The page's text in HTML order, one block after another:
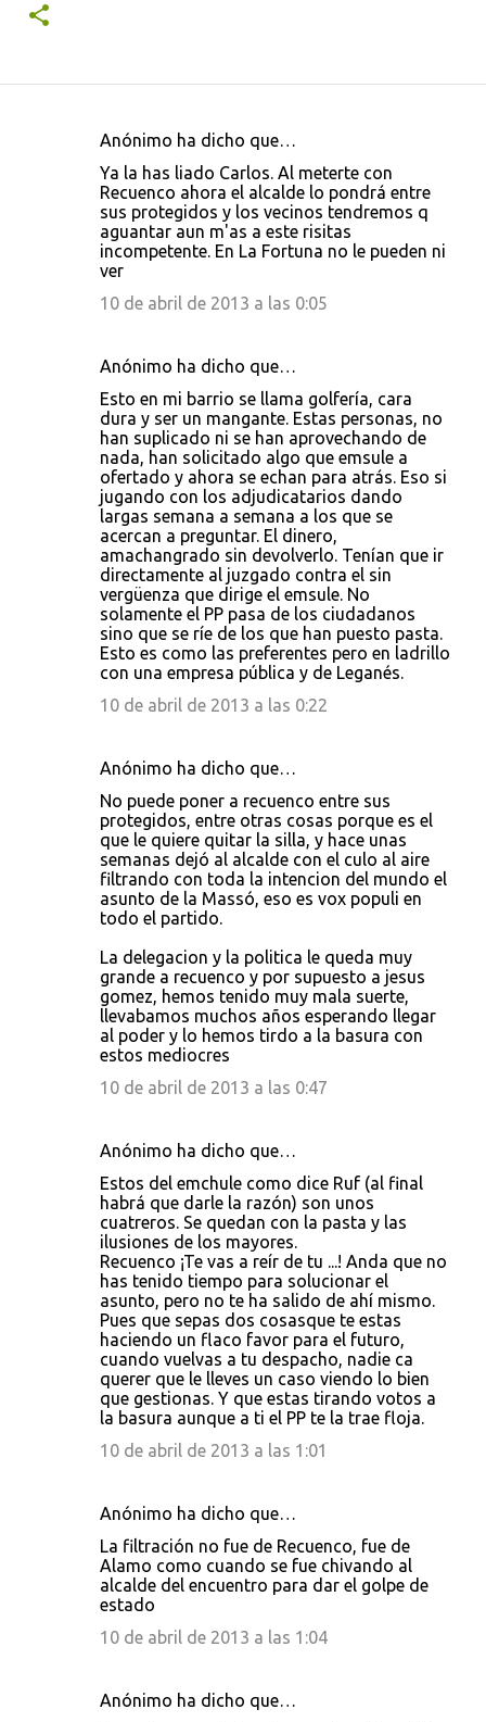
Anónimo ha dicho que…
Ya la has liado Carlos. Al meterte con
Recuenco ahora el alcalde lo pondrá entre
sus protegidos y los vecinos tendremos q
aguantar aun m'as a este risitas
incompetente. En La Fortuna no le pueden ni
ver
10 de abril de 2013 a las 0:05
Anónimo ha dicho que…
Esto en mi barrio se llama golfería, cara
dura y ser un mangante. Estas personas, no
han suplicado ni se han aprovechando de
nada, han solicitado algo que emsule a
ofertado y ahora se echan para atrás. Eso si
jugando con los adjudicatarios dando
largas semana a semana a los que se
acercan a preguntar. El dinero,
amachangrado sin devolverlo. Tenían que ir
directamente al juzgado contra el sin
vergüenza que dirige el emsule. No
solamente el PP pasa de los ciudadanos
sino que se ríe de los que han puesto pasta.
Esto es como las preferentes pero en ladrillo
con una empresa pública y de Leganés.
10 de abril de 2013 a las 0:22
Anónimo ha dicho que…
No puede poner a recuenco entre sus
protegidos, entre otras cosas porque es el
que le quiere quitar la silla, y hace unas
semanas dejó al alcalde con el culo al aire
filtrando con toda la intencion del mundo el
asunto de la Massó, eso es vox populi en
todo el partido.
La delegacion y la politica le queda muy
grande a recuenco y por supuesto a jesus
gomez, hemos tenido muy mala suerte,
llevabamos muchos años esperando llegar
al poder y lo hemos tirdo a la basura con
estos mediocres
10 de abril de 2013 a las 0:47
Anónimo ha dicho que…
Estos del emchule como dice Ruf (al final
habrá que darle la razón) son unos
cuatreros. Se quedan con la pasta y las
ilusiones de los mayores.
Recuenco ¡Te vas a reír de tu ...! Anda que no
has tenido tiempo para solucionar el
asunto, pero no te ha salido de ahí mismo.
Pues que sepas dos cosasque te estas
haciendo un flaco favor para el futuro,
cuando vuelvas a tu despacho, nadie ca
querer que le lleves un caso viendo lo bien
que gestionas. Y que estas tirando votos a
la basura aunque a ti el PP te la trae floja.
10 de abril de 2013 a las 1:01
Anónimo ha dicho que…
La filtración no fue de Recuenco, fue de
Alamo como cuando se fue chivando al
alcalde del encuentro para dar el golpe de
estado
10 de abril de 2013 a las 1:04
Anónimo ha dicho que…